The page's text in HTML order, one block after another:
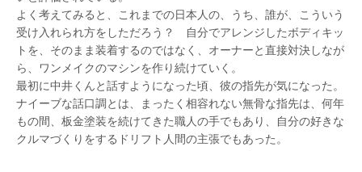
よく考えてみると、これまでの日本人の、うち、誰が、こういう
受け入れられ方をしただろう？ 自分でアレンジしたボディキッ
トを、そのまま装着するのではなく、オーナーと直接対決しなが
ら、ワンメイクのマシンを作り続けていく。
最初に中井くんと話すようになった頃、彼の指先が気になった。
ナイーブな話口調とは、まったく相容れない無骨な指先は、何年
もの間、板金塗装を続けてきた職人の手でもあり、自分の好きな
クルマづくりをするドリフト人間の主張でもあった。